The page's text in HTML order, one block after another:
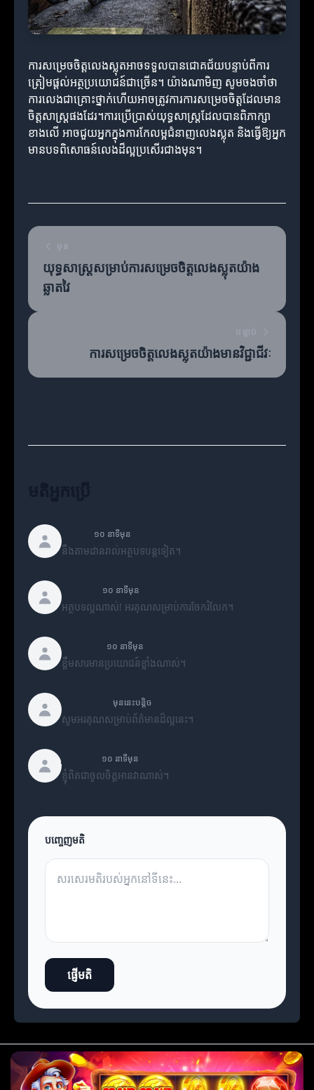
ការសម្រេចចិត្តលេងស្លុតអាចទទួលបានជោគជ័យបន្ទាប់ពីការ
ត្រៀមផ្តល់អត្ថប្រយោជន៍ជាច្រើន។ យ៉ាងណាមិញ សូមចងចាំថា
ការលេងជាគ្រោះថ្នាក់ហើយអាចត្រូវការការសម្រេចចិត្តដែលមាន
ចិត្តសាស្ត្រផងដែរ។ការប្រើប្រាស់យុទ្ធសាស្ត្រដែលបានពិភាក្សា
ខាងលើ អាចជួយអ្នកក្នុងការកែលម្អជំនាញលេងស្លុត និងធ្វើឱ្យអ្នក
មានបទពិសោធន៍លេងដ៏ល្អប្រសើរជាងមុន។
យុទ្ធសាស្ត្រសម្រាប់ការសម្រេចចិត្តលេងស្លុតយ៉ាង
ឆ្លាតវៃ
ការសម្រេចចិត្តលេងស្លុតយ៉ាងមានវិជ្ជាជីវៈ
១០ នាទីមុន
នឹងតាមដានរាល់អត្ថបទបន្តទៀត។
១០ នាទីមុន
អត្ថបទល្អណាស់! អរគុណសម្រាប់ការចែករំលែក។
១០ នាទីមុន
ខ្លឹមសារមានប្រយោជន៍ខ្លាំងណាស់។
មុននេះបន្តិច
សូមអរគុណសម្រាប់ព័ត៌មានដ៏ល្អនេះ។
១០ នាទីមុន
ខ្ញុំពិតជាចូលចិត្តអានវាណាស់។
បញ្ចេញមតិ
ផ្ញើមតិ